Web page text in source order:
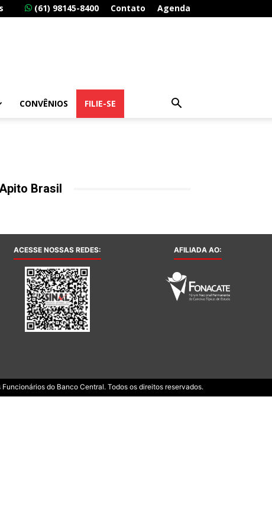
(61) 98145-8400 Contato Agenda
CONVÊNIOS FILIE-SE
Brasil
ACESSE NOSSAS REDES: AFILIADA AO:
do Banco Central. Todos os direitos reservados.